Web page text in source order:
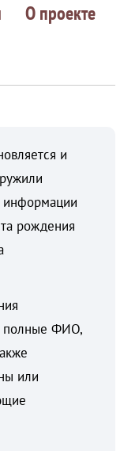
О проекте
и
информации
рождения
полные ФИО,
или